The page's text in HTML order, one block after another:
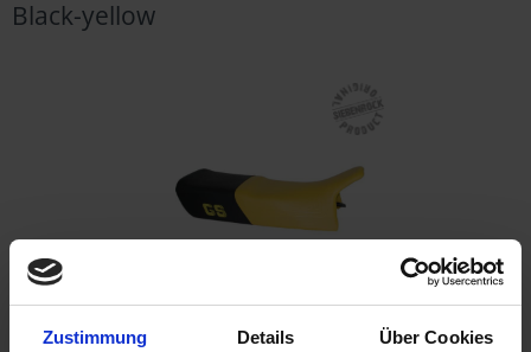
Zustimmung Details Über Cookies
Black-yellow